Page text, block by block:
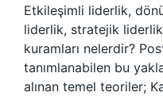
Etkileşimli liderlik,
liderlik, stratejik
kuramları nelerdir?
tanımlanabilen bu
alınan temel teoriler;